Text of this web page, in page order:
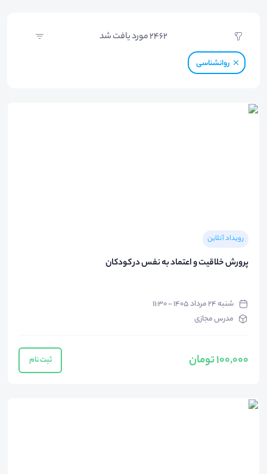
2462مورد یافت شد
روانشناسی
رویداد آنلاین
پرورش خلاقیت و اعتماد به نفس در کودکان
شنبه ۲۴ مرداد ۱۴۰۵ - ۱۱:۳۰
مدرس مجازی
100,000 تومان ثبت نام